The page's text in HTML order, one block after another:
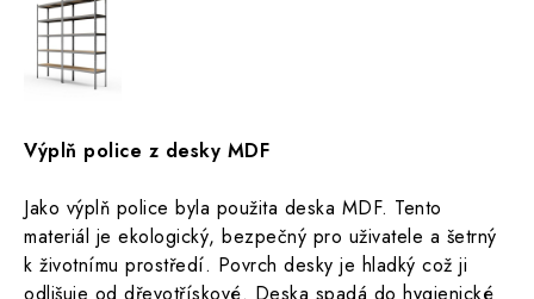
Výplň police z desky MDF
Jako výplň police byla použita deska MDF. Tento
materiál je ekologický, bezpečný pro uživatele a šetrný
k životnímu prostředí. Povrch desky je hladký což ji